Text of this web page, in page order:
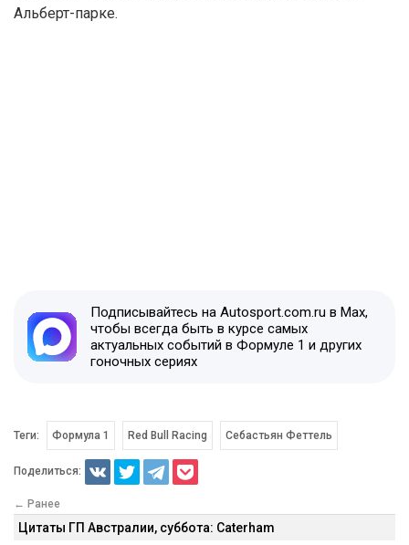
Альберт-парке.
Подписывайтесь на Autosport.com.ru в Max,
чтобы всегда быть в курсе самых
актуальных событий в Формуле 1 и других
гоночных сериях
Теги: Формула 1 Red Bull Racing Себастьян Феттель
Поделиться:
← Ранее
Цитаты ГП Австралии, суббота: Caterham